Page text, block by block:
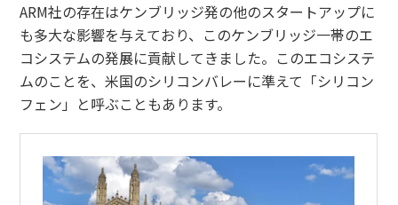
ARM社の存在はケンブリッジ発の他のスタートアップに
も多大な影響を与えており、このケンブリッジ一帯のエ
コシステムの発展に貢献してきました。このエコシステ
ムのことを、米国のシリコンバレーに準えて「シリコン
フェン」と呼ぶこともあります。